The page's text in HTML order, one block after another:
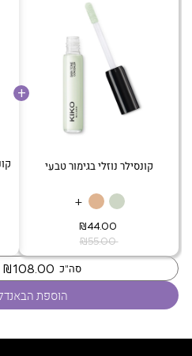
קונסילר נוזלי בגימור טבעי
+
‏ ₪55.00
סה"כ
הוספת